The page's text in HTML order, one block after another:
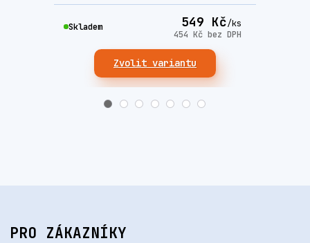
549 Kč/ks
454 Kč bez DPH
Skladem
Zvolit variantu
PRO ZÁKAZNÍKY